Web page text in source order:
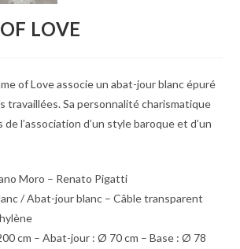
LOVE
of Love associe un abat-jour blanc épuré
travaillées. Sa personnalité charismatique
de l’association d’un style baroque et d’un
Moro – Renato Pigatti
/ Abat-jour blanc – Câble transparent
cm – Abat-jour : Ø 70 cm – Base : Ø 78